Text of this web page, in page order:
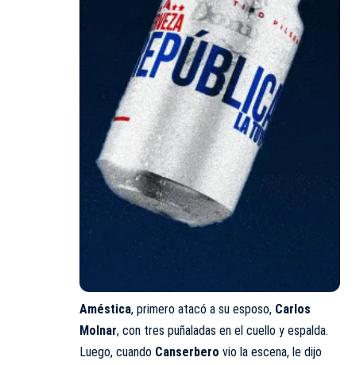
Améstica, primero atacó a su esposo, Carlos
Molnar, con tres puñaladas en el cuello y espalda.
Luego, cuando Canserbero vio la escena, le dijo